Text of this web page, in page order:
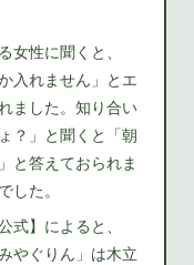
性に聞くと、
入れません」とエ
ました。知り合い
？」と聞くと「朝
と答えておられま
した。
】によると、
やぐりん」は木立